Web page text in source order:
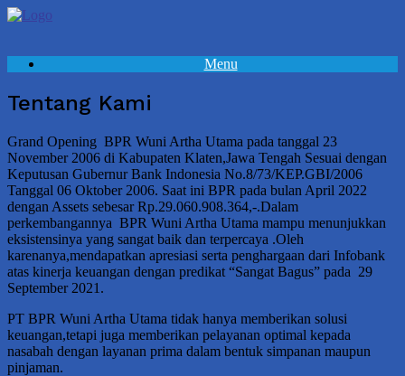
Skip
Menu
Tentang Kami
Grand Opening BPR Wuni Artha Utama pada tanggal 23
November 2006 di Kabupaten Klaten,Jawa Tengah Sesuai dengan
Keputusan Gubernur Bank Indonesia No.8/73/KEP.GBI/2006
Tanggal 06 Oktober 2006. Saat ini BPR pada bulan April 2022
dengan Assets sebesar Rp.29.060.908.364,-.Dalam
perkembangannya BPR Wuni Artha Utama mampu menunjukkan
eksistensinya yang sangat baik dan terpercaya .Oleh
karenanya,mendapatkan apresiasi serta penghargaan dari Infobank
atas kinerja keuangan dengan predikat “Sangat Bagus” pada 29
September 2021.
PT BPR Wuni Artha Utama tidak hanya memberikan solusi
keuangan,tetapi juga memberikan pelayanan optimal kepada
nasabah dengan layanan prima dalam bentuk simpanan maupun
pinjaman.